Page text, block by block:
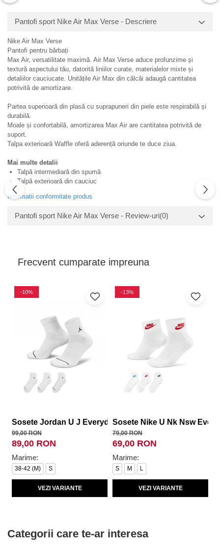
Pantofi sport Nike Air Max Verse - Descriere
Nike Air Max Verse
Pantofi pentru bărbați
Max Air, versatilitate maximă. Air Max Verse aduce profunzime și
textură aspectului tău, datorită liniilor curate, materialelor mixte și
detaliilor cauciucate. Unitățile Air Max din călcâi adaugă cantitatea
potrivită de amortizare.
Partea superioară din plasă cu suprapuneri din piele este respirabilă și
durabilă.
Moale și confortabilă, amortizarea Max Air are cantitatea potrivită de
suport.
Talpa exterioară Waffle oferă aderență oriunde te duce ziua.
Mai multe detalii
Talpă intermediară din spumă
Talpă exterioară din cauciuc
Informatii conformitate produs
Pantofi sport Nike Air Max Verse - Review-uri(0)
Frecvent cumparate impreuna
-10%
Sosete Jordan U J Everyday Cush Poly Crew 3Pr
99,00 RON
89,00 RON
Marime:
38-42 (M) S
VEZI VARIANTE
-13%
Sosete Nike U Nk Nsw
79,00 RON
69,00 RON
Marime:
S M L
VEZI VARIANTE
Categorii care te-ar interesa